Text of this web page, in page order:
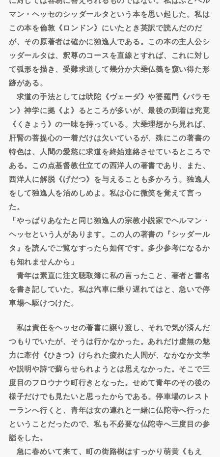
マン・ヘッセのシッダールタという本を思い起した。私は
この本を倫敦《ロンドン》にいたとき英訳で読んだのだ
が、その原著者は確かに独逸人である。この本の主人公シ
ッダールタは、釈尊のコースを直線とすれば、これに対し
て弧形を描き、受難求道して幾分か大乗仏義を窺い得た形
跡がある。
求道の手法としては吠陀《ヴェーダ》や婆羅門《バラモ
ン》神学に拠《よ》るところが多いが、最後の到着は究竟
《くきょう》の一味を持っている。大乗理想から見れば、
肝腎の菩提心の一着だけは欠いているが、殊にこの著書の
特色は、人間の愛慾に求道を終始連絡させているところで
ある。この点基督教仕立ての西洋人の著書であり、また、
西洋人に解脱《げだつ》を与えることも多かろう。独逸人
をして独逸人を治めしめよ。私は心に微笑を覚えて言っ
た。
「やっぱりあなたと同じ独逸人の宗教小説家でヘルマン・
ヘッセという人があります。この人の著書の『シッダール
タ』を読んでご覧なすったら如何です。多少参考になるか
も知れませんから」
青年は素直に注文聴取簿に私の言ったこと、著者と書名
を書き記していた。私は汽車に乗り遅れてはと、急いで停
車場へ駆けつけた。
私は責任をヘッセの著書に譲り渡し、それで気が済んだ
つもりでいたが、そうは行かなかった。あれだけ虚無の魅
力に牽付《ひきつ》けられた疲れた人間が、なかなか文学
や説明や詩で蘇らせられようとは思えなかった。そこで三
度目のフロウナウ町行きとなった。せめて青年のその後の
様子だけでも見たいと思ったからである。停車場のレスト
ーランへ行くと、青年は女の連れと一緒に仏陀寺へ行った
ということだったので、私も不必要な仏陀寺へ三度目の参
詣をした。
急に春めいて来て、町の街路樹はすっかり萌黄《もえ